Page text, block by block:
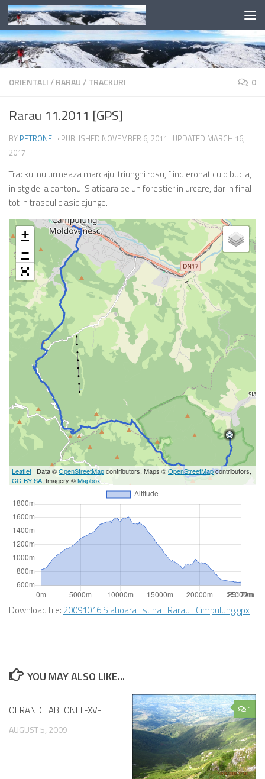
Skip to content
ORIENTALI/RARAU/TRACKURI 0
Rarau 11.2011 [GPS]
BY PETRONEL · PUBLISHED NOVEMBER 6, 2011 · UPDATED MARCH 16,
2017
Trackul nu urmeaza marcajul triunghi rosu, fiind eronat cu o bucla,
in stg de la cantonul Slatioara pe un forestier in urcare, dar in final
tot in traseul clasic ajunge.
+
−
Leaflet | Data ©OpenStreetMapcontributors, Maps ©OpenStreetMapcontributors,
CC-BY-SA, Imagery ©Mapbox
Download file: 20091016 Slatioara_stina_Rarau_Cimpulung.gpx
YOU MAY ALSO LIKE...
OFRANDE ABEONEI -XV-
AUGUST 5, 2009
1